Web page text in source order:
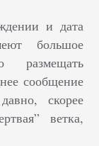
и дата
большое
сообщение
скорее
ветка,